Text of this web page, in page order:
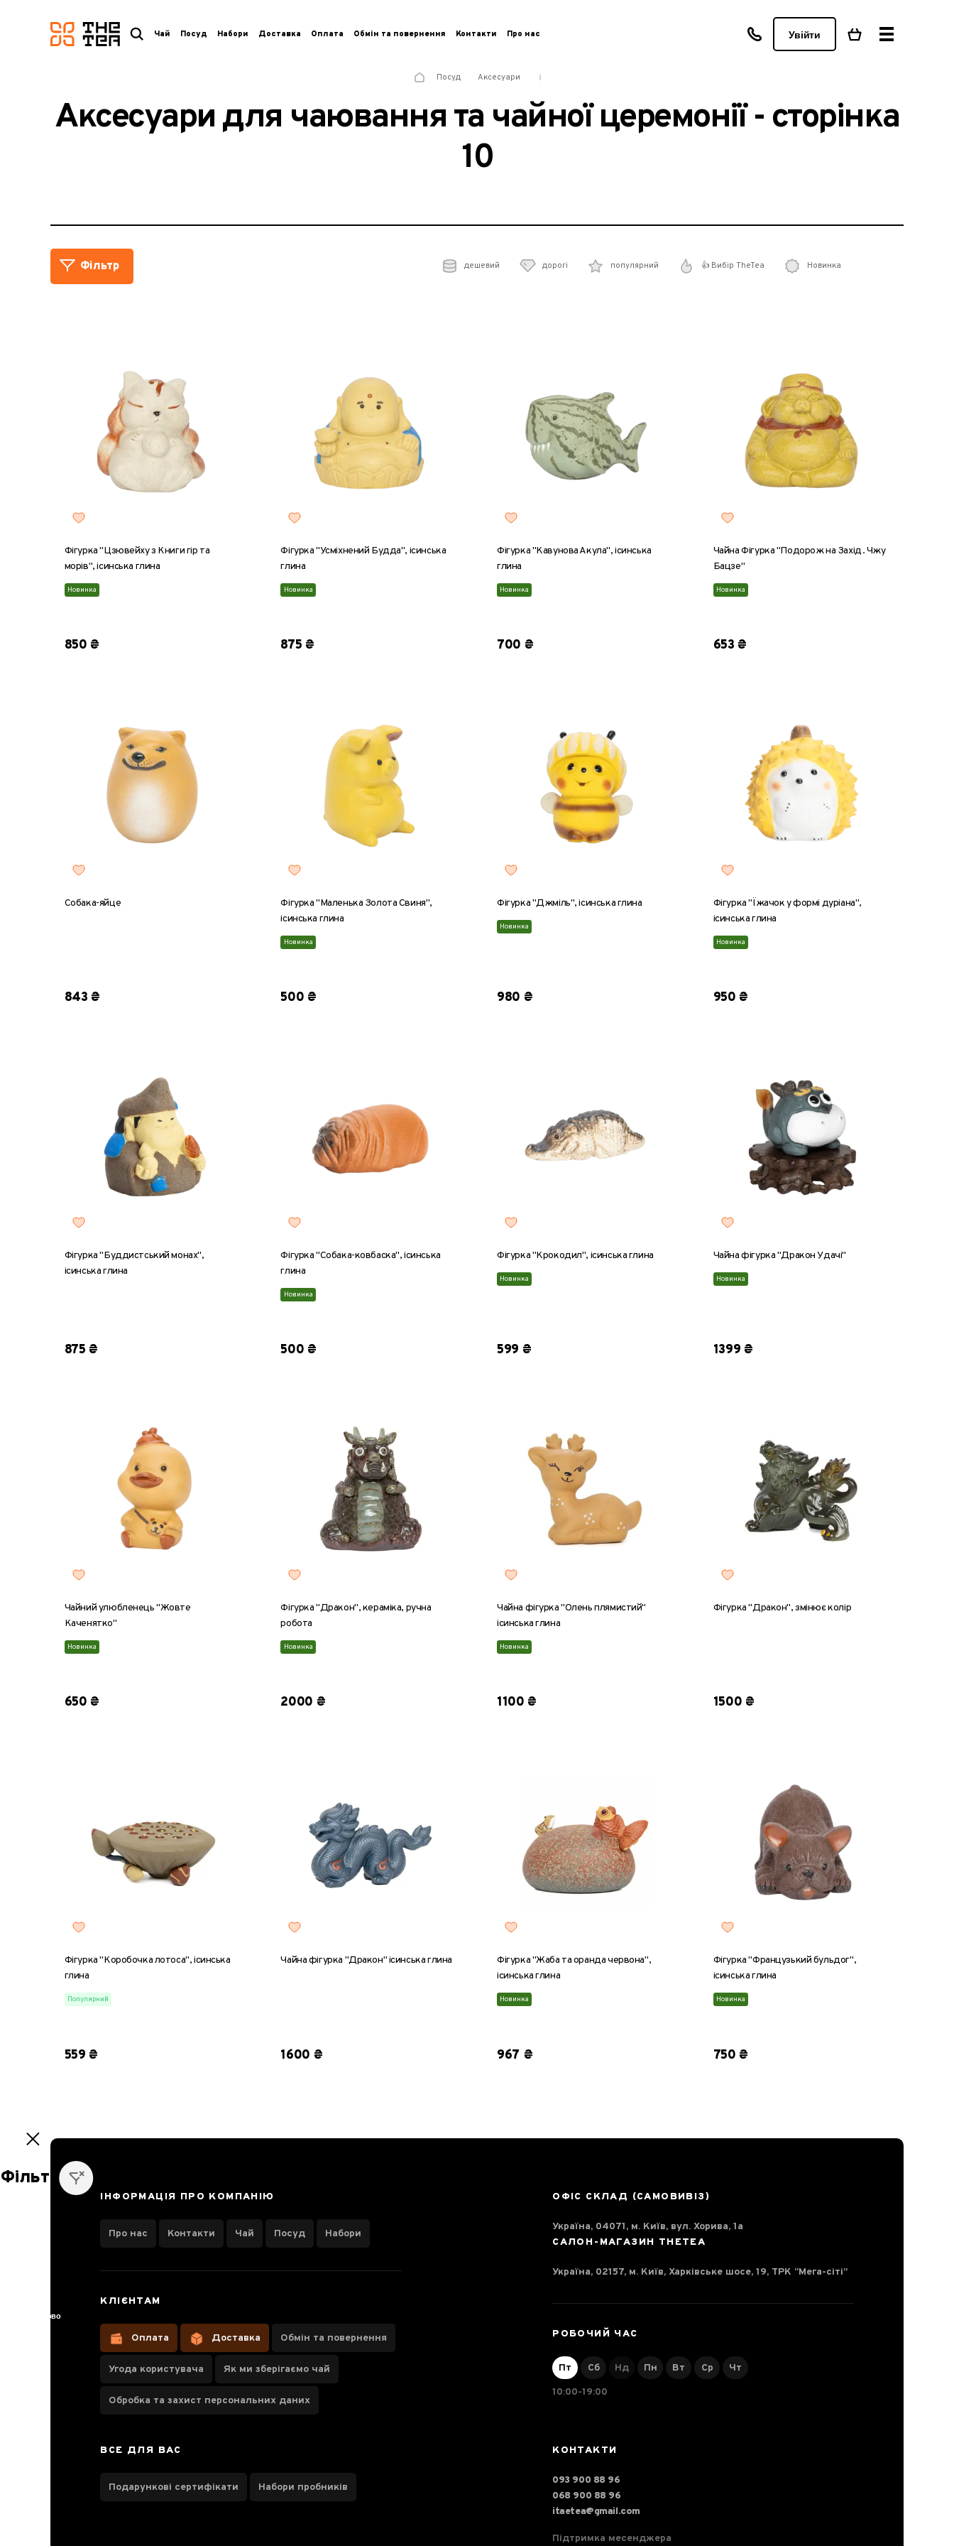
логотип
Чай Посуд Набори Доставка Оплата Обмін та повернення Контакти Про нас Увійти
Посуд Аксесуари
Аксесуари для чаювання та чайної церемонії - сторінка
10
Фільтр дешевий дорогі популярний 👍 Вибір TheTea Новинка
Фігурка "Цзювейху з Книги гір та
морів", ісинська глина
Новинка
850 ₴
Фігурка "Усміхнений Будда", ісинська
глина
Новинка
875 ₴
Фігурка "Кавунова Акула", ісинська
глина
Новинка
700 ₴
Чайна Фігурка "Подорож на Захід. Чжу
Бацзе"
Новинка
653 ₴
Собака-яйце
843 ₴
Фігурка "Маленька Золота Свиня",
ісинська глина
Новинка
500 ₴
Фігурка "Джміль", ісинська глина
Новинка
980 ₴
Фігурка "Їжачок у формі дуріана",
ісинська глина
Новинка
950 ₴
Фігурка "Буддистський монах",
ісинська глина
875 ₴
Фігурка "Собака-ковбаска", ісинська
глина
Новинка
500 ₴
Фігурка "Крокодил", ісинська глина
Новинка
599 ₴
Чайна фігурка "Дракон Удачі"
Новинка
1399 ₴
Чайний улюбленець "Жовте
Каченятко"
Новинка
650 ₴
Фігурка "Дракон", кераміка, ручна
робота
Новинка
2000 ₴
Чайна фігурка "Олень плямистий"
ісинська глина
Новинка
1100 ₴
Фігурка "Дракон", змінює колір
1500 ₴
Фігурка "Коробочка лотоса", ісинська
глина
Популярний
559 ₴
Чайна фігурка "Дракон" ісинська глина
1600 ₴
Фігурка "Жаба та оранда червона",
ісинська глина
Новинка
967 ₴
Фігурка "Французький бульдог",
ісинська глина
Новинка
750 ₴
Фільтр
Вид "Аксесуари"
17
Підставки-підігрічі
Готово
ІНФОРМАЦІЯ ПРО КОМПАНІЮ
Про нас Контакти Чай Посуд Набори
КЛІЄНТАМ
Оплата Доставка Обмін та повернення
Угода користувача Як ми зберігаємо чай
Обробка та захист персональних даних
ОФІС СКЛАД (САМОВИВІЗ)
Україна, 04071, м. Київ, вул. Хорива, 1а
САЛОН-МАГАЗИН THETEA
Україна, 02157, м. Київ, Харківське шосе, 19, ТРК “Мега-сіті”
РОБОЧИЙ ЧАС
Пт Сб Нд Пн Вт Ср
Чт
10:00-19:00
ВСЕ ДЛЯ ВАС
Подарункові сертифікати Набори пробників
КОНТАКТИ
093 900 88 96
068 900 88 96
itaetea@gmail.com
Підтримка месенджера